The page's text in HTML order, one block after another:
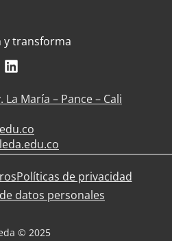
y transforma
La María – Pance – Cali
Políticas de privacidad
datos personales
© 2025